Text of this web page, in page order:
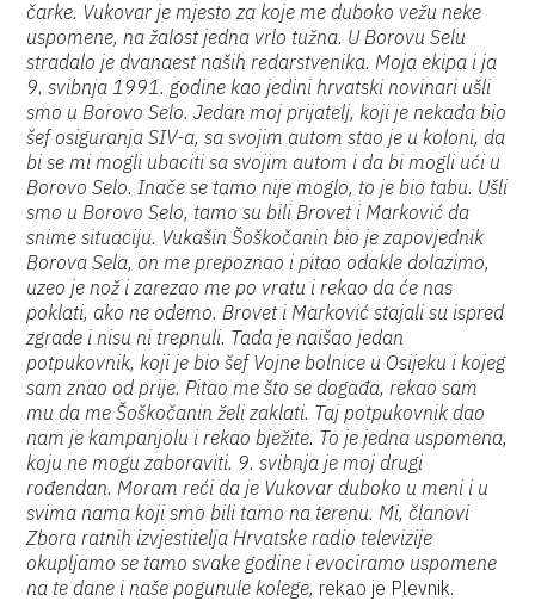
čarke. Vukovar je mjesto za koje me duboko vežu neke
uspomene, na žalost jedna vrlo tužna. U Borovu Selu
stradalo je dvanaest naših redarstvenika. Moja ekipa i ja
9. svibnja 1991. godine kao jedini hrvatski novinari ušli
smo u Borovo Selo. Jedan moj prijatelj, koji je nekada bio
šef osiguranja SIV-a, sa svojim autom stao je u koloni, da
bi se mi mogli ubaciti sa svojim autom i da bi mogli ući u
Borovo Selo. Inače se tamo nije moglo, to je bio tabu. Ušli
smo u Borovo Selo, tamo su bili Brovet i Marković da
snime situaciju. Vukašin Šoškočanin bio je zapovjednik
Borova Sela, on me prepoznao i pitao odakle dolazimo,
uzeo je nož i zarezao me po vratu i rekao da će nas
poklati, ako ne odemo. Brovet i Marković stajali su ispred
zgrade i nisu ni trepnuli. Tada je naišao jedan
potpukovnik, koji je bio šef Vojne bolnice u Osijeku i kojeg
sam znao od prije. Pitao me što se događa, rekao sam
mu da me Šoškočanin želi zaklati. Taj potpukovnik dao
nam je kampanjolu i rekao bježite. To je jedna uspomena,
koju ne mogu zaboraviti. 9. svibnja je moj drugi
rođendan. Moram reći da je Vukovar duboko u meni i u
svima nama koji smo bili tamo na terenu. Mi, članovi
Zbora ratnih izvjestitelja Hrvatske radio televizije
okupljamo se tamo svake godine i evociramo uspomene
na te dane i naše pogunule kolege, rekao je Plevnik.